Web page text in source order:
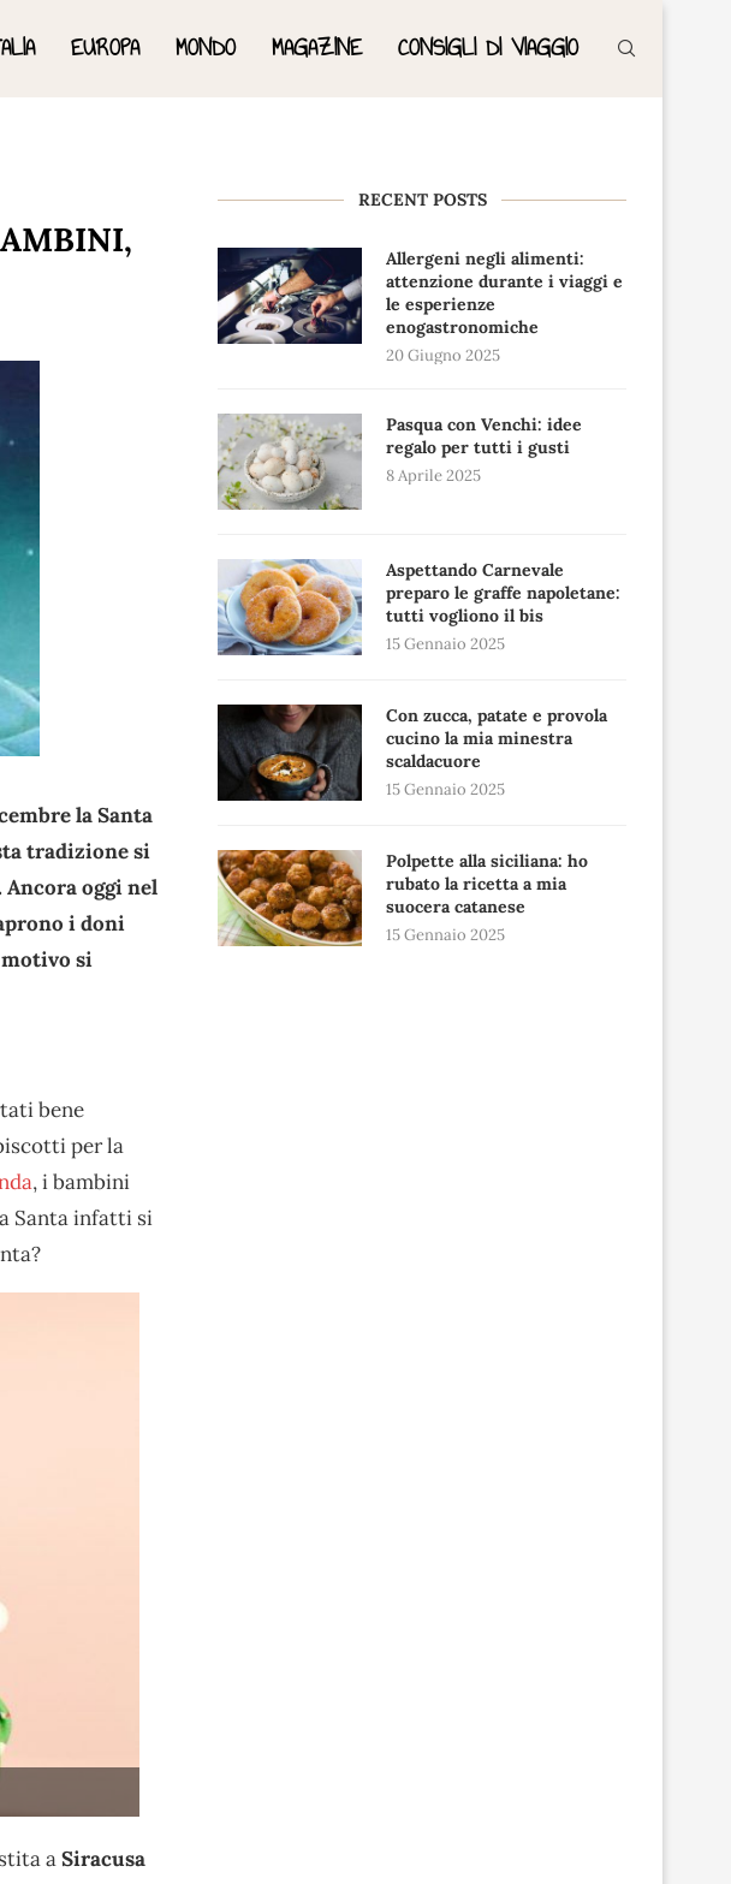
EUROPA MONDO MAGAZINE CONSIGLI DI VIAGGIO
la Santa
tradizione si
oggi nel
i doni
motivo si
bene
per la
, i bambini
Santa infatti si
aSiracusa
RECENT POSTS
Allergeni negli alimenti:
attenzione durante i viaggi e
le esperienze
enogastronomiche
20 Giugno 2025
Pasqua con Venchi: idee
regalo per tutti i gusti
8 Aprile 2025
Aspettando Carnevale
preparo le graffe napoletane:
tutti vogliono il bis
15 Gennaio 2025
Con zucca, patate e provola
cucino la mia minestra
scaldacuore
15 Gennaio 2025
Polpette alla siciliana: ho
rubato la ricetta a mia
suocera catanese
15 Gennaio 2025